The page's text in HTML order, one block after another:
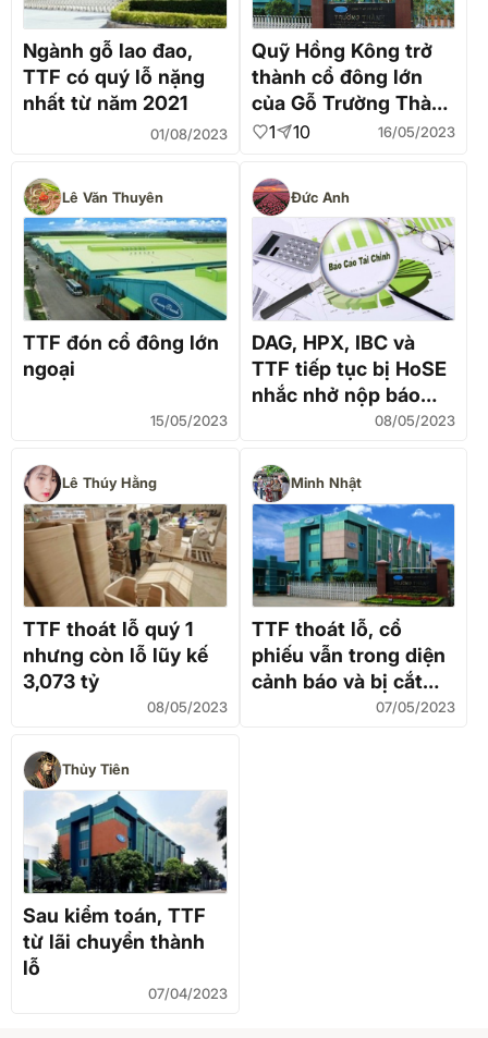
Ngành gỗ lao đao,
TTF có quý lỗ nặng
nhất từ năm 2021
01/08/2023
Quỹ Hồng Kông trở
thành cổ đông lớn
của Gỗ Trường Thành
(TTF)
1 10 16/05/2023
Lê Văn Thuyên
TTF đón cổ đông lớn
ngoại
15/05/2023
Đức Anh
DAG, HPX, IBC và
TTF tiếp tục bị HoSE
nhắc nhở nộp báo
cáo tài chính quý08/05/2023
Lê Thúy Hằng
TTF thoát lỗ quý 1
nhưng còn lỗ lũy kế
3,073 tỷ
08/05/2023
Minh Nhật
TTF thoát lỗ, cổ
phiếu vẫn trong diện
cảnh báo và bị cắt
07/05/2023
Thủy Tiên
Sau kiểm toán, TTF
từ lãi chuyển thành
lỗ
07/04/2023